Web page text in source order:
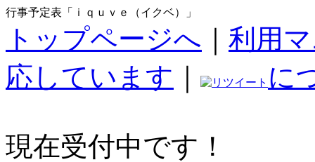
行事予定表「ｉｑｕｖｅ（イクベ）」
トップページへ
利用
応しています
に
現在受付中です！